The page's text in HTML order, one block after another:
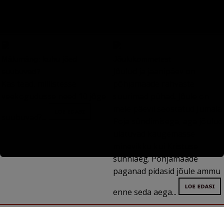
sünniaeg. Põhjamaade
paganad pidasid jõule ammu
enne seda aega...